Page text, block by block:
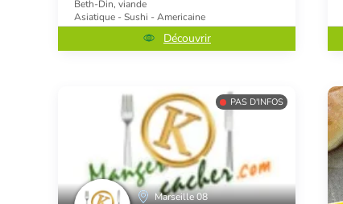
Beth-Din, viande
Asiatique - Sushi - Americaine
Découvrir
PAS D'INFOS
Marseille 08